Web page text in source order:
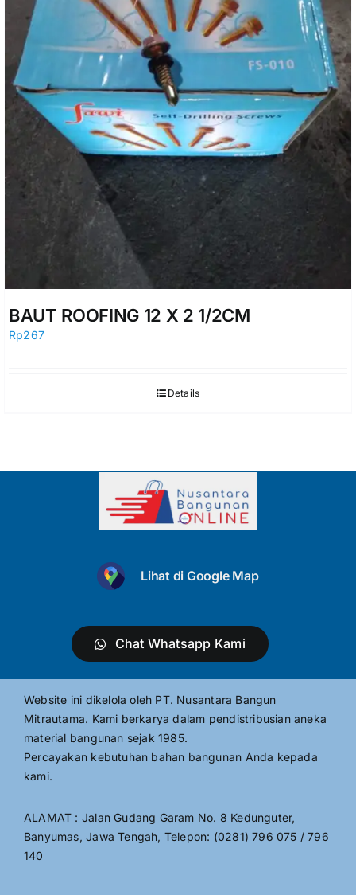
BAUT ROOFING 12 X 2 1/2CM
Rp267
Details
Lihat di Google Map
Chat Whatsapp Kami
Website ini dikelola oleh PT. Nusantara Bangun
Mitrautama. Kami berkarya dalam pendistribusian aneka
material bangunan sejak 1985.
Percayakan kebutuhan bahan bangunan Anda kepada
kami.
ALAMAT : Jalan Gudang Garam No. 8 Kedunguter,
Banyumas, Jawa Tengah, Telepon: (0281) 796 075 / 796
140